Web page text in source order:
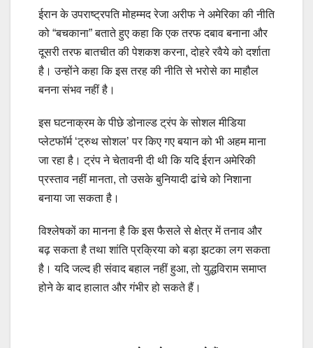
ईरान के उपराष्ट्रपति मोहम्मद रेजा अरीफ ने अमेरिका की नीति
को “बचकाना” बताते हुए कहा कि एक तरफ दबाव बनाना और
दूसरी तरफ बातचीत की पेशकश करना, दोहरे रवैये को दर्शाता
है। उन्होंने कहा कि इस तरह की नीति से भरोसे का माहौल
बनना संभव नहीं है।
इस घटनाक्रम के पीछे डोनाल्ड ट्रंप के सोशल मीडिया
प्लेटफॉर्म ‘ट्रुथ सोशल’ पर किए गए बयान को भी अहम माना
जा रहा है। ट्रंप ने चेतावनी दी थी कि यदि ईरान अमेरिकी
प्रस्ताव नहीं मानता, तो उसके बुनियादी ढांचे को निशाना
बनाया जा सकता है।
विश्लेषकों का मानना है कि इस फैसले से क्षेत्र में तनाव और
बढ़ सकता है तथा शांति प्रक्रिया को बड़ा झटका लग सकता
है। यदि जल्द ही संवाद बहाल नहीं हुआ, तो युद्धविराम समाप्त
होने के बाद हालात और गंभीर हो सकते हैं।